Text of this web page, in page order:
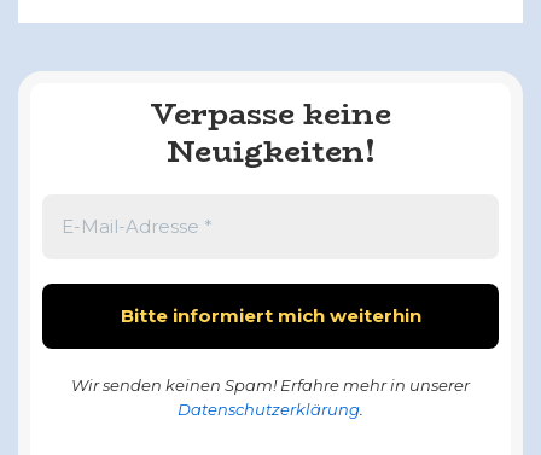
Verpasse keine
Neuigkeiten!
Wir senden keinen Spam! Erfahre mehr in unserer
Datenschutzerklärung.